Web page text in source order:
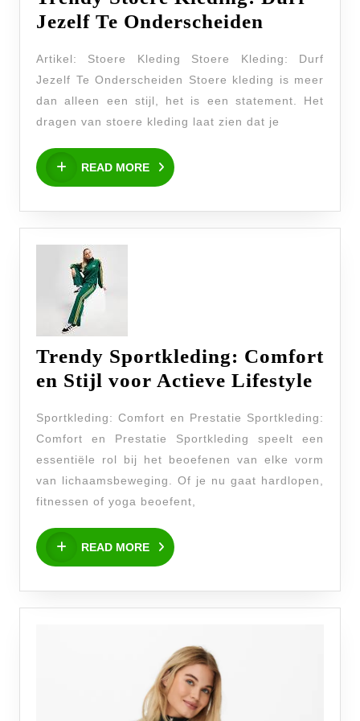
Jezelf Te Onderscheiden
Kleding:
Durf
Jezelf
Artikel: Stoere Kleding Stoere Kleding: Durf
Jezelf Te Onderscheiden Stoere kleding is meer
dan alleen een stijl, het is een statement. Het
dragen van stoere kleding laat zien dat je
READ MORE
READ
MORE
Trendy Sportkleding: Comfort
en Stijl voor Actieve Lifestyle
Stijl
Sportkleding: Comfort en Prestatie Sportkleding:
Comfort en Prestatie Sportkleding speelt een
essentiële rol bij het beoefenen van elke vorm
van lichaamsbeweging. Of je nu gaat hardlopen,
fitnessen of yoga beoefent,
READ MORE
READ
MORE